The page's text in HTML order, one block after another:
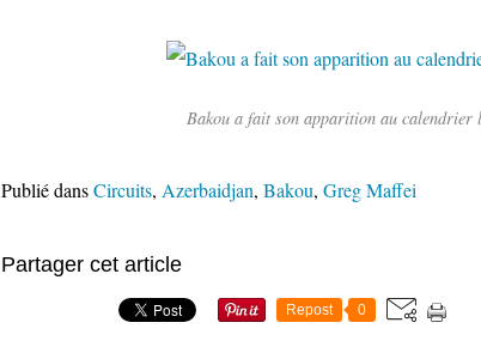
Bakou a fait son apparition au calendrier
Publié dansCircuits, Azerbaidjan, Bakou, Greg Maffei
Partager cet article
Repost 0